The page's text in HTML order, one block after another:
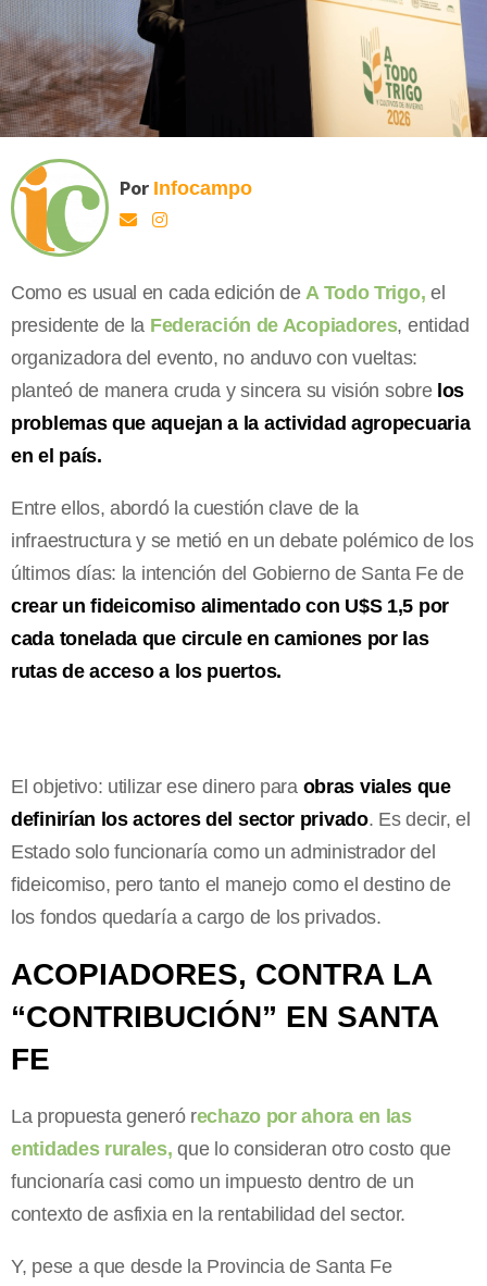
Por Infocampo
Como es usual en cada edición de A Todo Trigo, el
presidente de la Federación de Acopiadores, entidad
organizadora del evento, no anduvo con vueltas:
planteó de manera cruda y sincera su visión sobre los
problemas que aquejan a la actividad agropecuaria
en el país.
Entre ellos, abordó la cuestión clave de la
infraestructura y se metió en un debate polémico de los
últimos días: la intención del Gobierno de Santa Fe de
crear un fideicomiso alimentado con U$S 1,5 por
cada tonelada que circule en camiones por las
rutas de acceso a los puertos.
El objetivo: utilizar ese dinero para obras viales que
definirían los actores del sector privado. Es decir, el
Estado solo funcionaría como un administrador del
fideicomiso, pero tanto el manejo como el destino de
los fondos quedaría a cargo de los privados.
ACOPIADORES, CONTRA LA
“CONTRIBUCIÓN” EN SANTA
FE
La propuesta generó rechazo por ahora en las
entidades rurales, que lo consideran otro costo que
funcionaría casi como un impuesto dentro de un
contexto de asfixia en la rentabilidad del sector.
Y, pese a que desde la Provincia de Santa Fe